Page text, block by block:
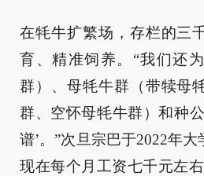
在牦牛扩繁场，存栏的三
育、精准饲养。“我们还
群）、母牦牛群（带犊母
群、空怀母牦牛群）和种
谱’。”次旦宗巴于2022年大
现在每个月工资七千元左